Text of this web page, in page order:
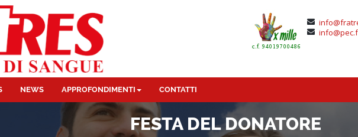
NEWS APPROFONDIMENTI CONTATTI
FESTA DEL DONATORE